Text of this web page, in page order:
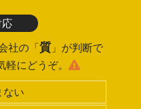
社の「質」が判断で
にどうぞ。
い